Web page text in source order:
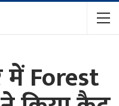
Forest